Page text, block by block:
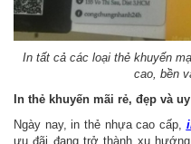
In tất cả các loại thẻ khuyến
cao, bền
In thẻ khuyến mãi rẻ, đẹp và
Ngày nay, in thẻ nhựa cao cấp,
ưu đãi đang trở thành xu